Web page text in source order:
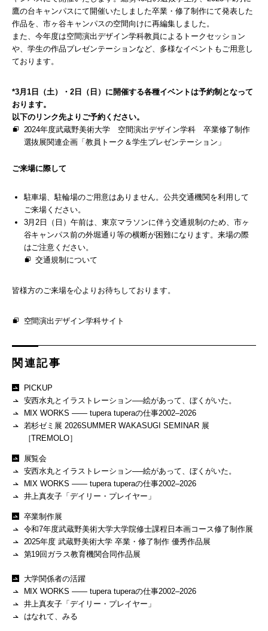
鷹の台キャンパスにて開催いたしました卒業・修了制作にて発表した
作品を、市ヶ谷キャンパスの空間向けに再編集しました。
また、今年度は空間演出デザイン学科教員によるトークセッション
や、学生の作品プレゼンテーションなど、多様なイベントもご用意し
ております。
*3月1日（土）・2日（日）に開催する各種イベントは予約制となって
おります。
以下のリンク先よりご予約ください。
2024年度武蔵野美術大学 空間演出デザイン学科 卒業修了制作
選抜展関連企画「教員トーク＆学生プレゼンテーション」
ご来場に際して
駐車場、駐輪場のご用意はありません。公共交通機関を利用して
ご来場ください。
3月2日（日）午前は、東京マラソンに伴う交通規制のため、市ヶ
谷キャンパス前の外堀通り等の横断が困難になります。来場の際
はご注意ください。
交通規制について
皆様方のご来場を心よりお待ちしております。
空間演出デザイン学科サイト
関連記事
PICKUP
安西水丸とイラストレーション──絵があって、ぼくがいた。
MIX WORKS —— tupera tuperaの仕事2002–2026
若杉ゼミ展 2026SUMMER WAKASUGI SEMINAR 展
［TREMOLO］
展覧会
安西水丸とイラストレーション──絵があって、ぼくがいた。
MIX WORKS —— tupera tuperaの仕事2002–2026
井上真友子「デイリー・プレイヤー」
卒業制作展
令和7年度武蔵野美術大学大学院修士課程日本画コース修了制作展
2025年度 武蔵野美術大学 卒業・修了制作 優秀作品展
第19回ガラス教育機関合同作品展
大学関係者の活躍
MIX WORKS —— tupera tuperaの仕事2002–2026
井上真友子「デイリー・プレイヤー」
はなれて、みる